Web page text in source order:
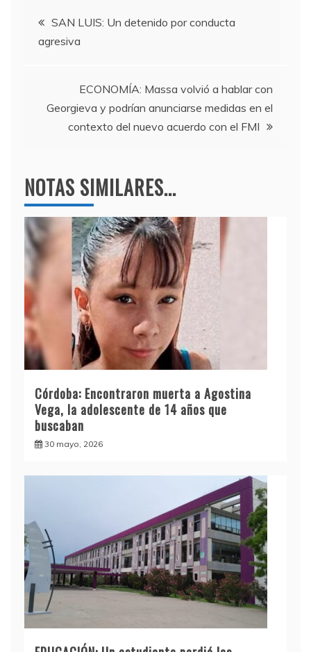
b
o
a A
Navegación
de
entradas
SAN LUIS: Un detenido por conducta
agresiva
ECONOMÍA: Massa volvió a hablar con
Georgieva y podrían anunciarse medidas en el
contexto del nuevo acuerdo con el FMI
NOTAS SIMILARES...
Córdoba: Encontraron muerta a Agostina
Vega, la adolescente de 14 años que
buscaban
30 mayo, 2026